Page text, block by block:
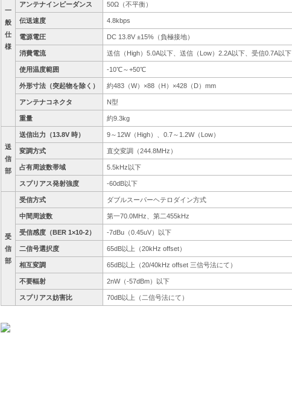
一
般
仕
様
アンテナインピーダンス 50Ω（不平衡）
伝送速度 4.8kbps
電源電圧 DC 13.8V ±15%（負極接地）
消費電流 送信（High）5.0A以下、送信（Low）2.2A以下、受信0.7A以下
使用温度範囲 -10℃～+50℃
外形寸法（突起物を除く） 約483（W）×88（H）×428（D）mm
アンテナコネクタ N型
重量 約9.3kg
送
信
部
送信出力（13.8V 時） 9～12W（High）、0.7～1.2W（Low）
変調方式 直交変調（244.8MHz）
占有周波数帯域 5.5kHz以下
スプリアス発射強度 -60dB以下
受
信
部
受信方式 ダブルスーパーヘテロダイン方式
中間周波数 第一70.0MHz、第二455kHz
受信感度（BER 1×10-2） -7dBu（0.45uV）以下
二信号選択度 65dB以上（20kHz offset）
相互変調 65dB以上（20/40kHz offset 三信号法にて）
不要輻射 2nW（-57dBm）以下
スプリアス妨害比 70dB以上（二信号法にて）